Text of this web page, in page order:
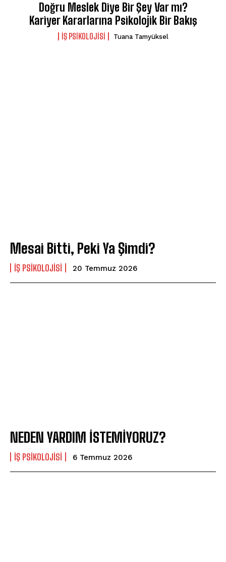
Doğru Meslek Diye Bir Şey Var mı?
Kariyer Kararlarına Psikolojik Bir Bakış
İŞ PSIKOLOJISI Tuana Tamyüksel
Mesai Bitti, Peki Ya Şimdi?
İŞ PSIKOLOJISI 20 Temmuz 2026
NEDEN YARDIM İSTEMİYORUZ?
İŞ PSIKOLOJISI 6 Temmuz 2026